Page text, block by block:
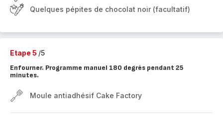
Quelques pépites de chocolat noir (facultatif)
Etape 5 /5
Enfourner. Programme manuel 180 degrés pendant 25
minutes.
Moule antiadhésif Cake Factory